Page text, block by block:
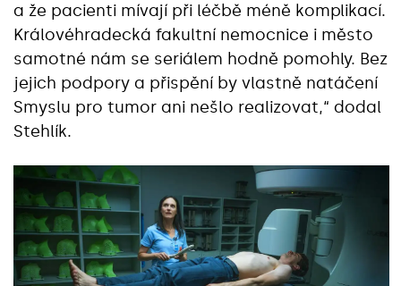
a že pacienti mívají při léčbě méně komplikací.
Královéhradecká fakultní nemocnice i město
samotné nám se seriálem hodně pomohly. Bez
jejich podpory a přispění by vlastně natáčení
Smyslu pro tumor ani nešlo realizovat,“ dodal
Stehlík.